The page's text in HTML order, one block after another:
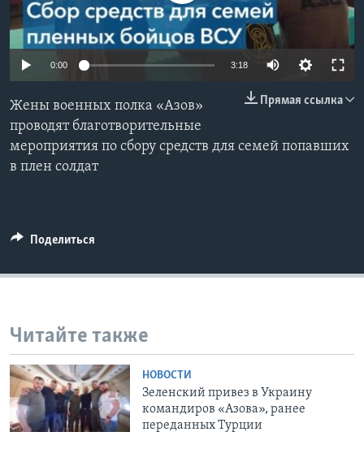
Learning English
СОЦИАЛЬНЫЕ СЕТИ
Языки
0:00 3:18
Прямая ссылка
Жены военных полка «Азов»
проводят благотворительные
мероприятия по сбору средств для семей попавших
в плен солдат
Поделиться
Читайте также
НОВОСТИ
Зеленский привез в Украину
командиров «Азова», ранее
переданных Турции